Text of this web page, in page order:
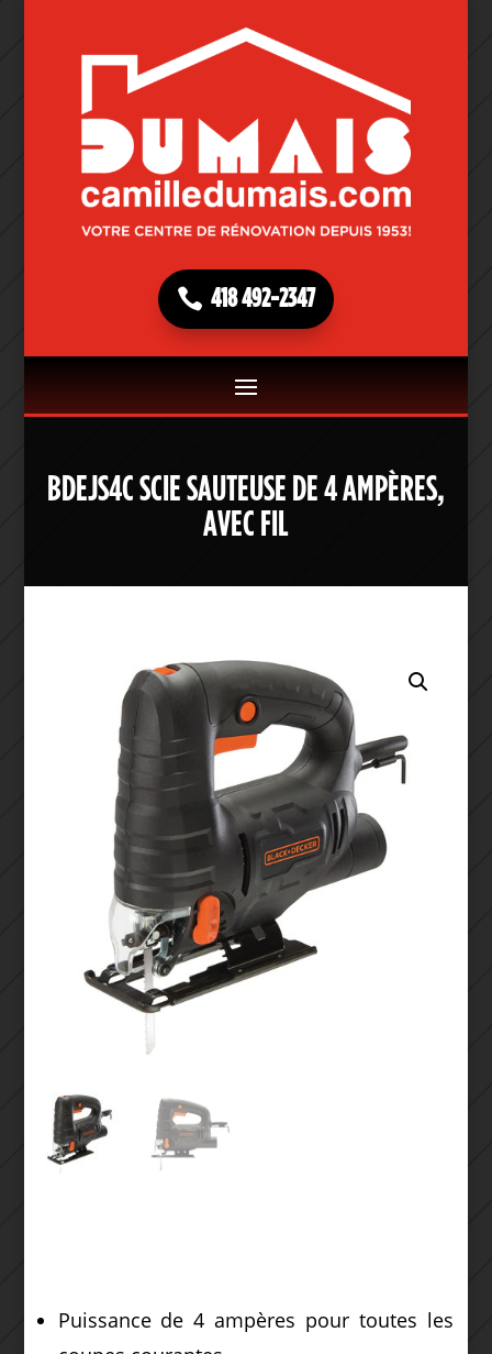
418 492-2347
BDEJS4C SCIE SAUTEUSE DE 4 AMPÈRES,
AVEC FIL
Puissance de 4 ampères pour toutes les